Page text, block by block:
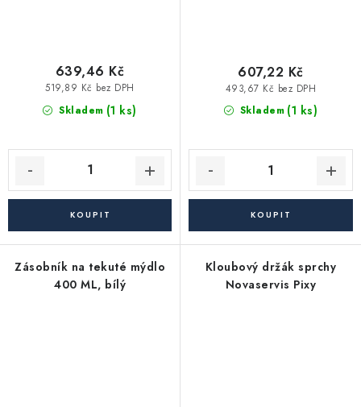
Skladem (1 ks)
519,89 Kč bez DPH
639,46 Kč
Skladem (1 ks)
493,67 Kč bez DPH
607,22 Kč
Zásobník na tekuté mýdlo
400 ML, bílý
Kloubový držák sprchy
Novaservis Pixy